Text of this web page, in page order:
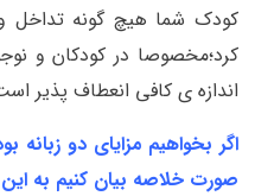
کودک شما هیچ گونه تداخل
کرد؛مخصوصا در کودکان و
اندازه ی کافی انعطاف پذیر
اگر بخواهیم مزایای دو زبانه
صورت خلاصه بیان کنیم به